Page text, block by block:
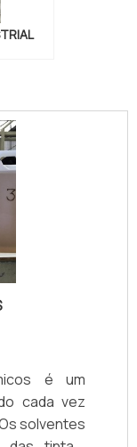
é um
cada vez
solventes